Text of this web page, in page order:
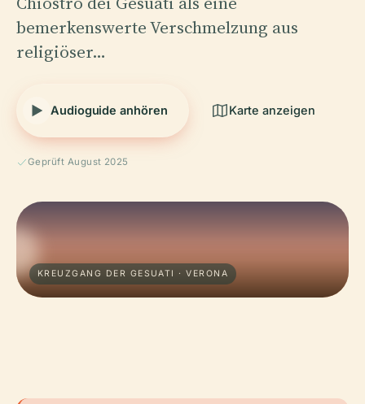
bemerkenswerte Verschmelzung aus
religiöser…
Audioguide anhören Karte anzeigen
Geprüft August 2025
KREUZGANG DER GESUATI · VERONA